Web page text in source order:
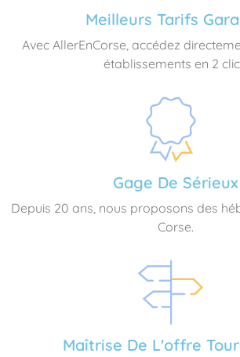
Meilleurs Tarifs
Avec AllerEnCorse, accédez
établissements en 2
Gage De Sérieux
Depuis 20 ans, nous proposons des
Corse.
Maîtrise De L'offre